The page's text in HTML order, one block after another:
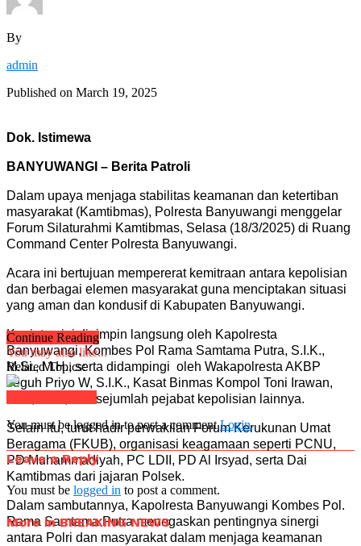
By
admin
Published on March 19, 2025
Dok. Istimewa
BANYUWANGI – Berita Patroli
Dalam upaya menjaga stabilitas keamanan dan ketertiban
masyarakat (Kamtibmas), Polresta Banyuwangi menggelar
Forum Silaturahmi Kamtibmas, Selasa (18/3/2025) di Ruang
Command Center Polresta Banyuwangi.
Acara ini bertujuan mempererat kemitraan antara kepolisian
dan berbagai elemen masyarakat guna menciptakan situasi
yang aman dan kondusif di Kabupaten Banyuwangi.
Kegiatan ini dipimpin langsung oleh Kapolresta
Banyuwangi, Kombes Pol Rama Samtama Putra, S.I.K.,
M.Si., M.H., serta didampingi oleh Wakapolresta AKBP
Teguh Priyo W, S.I.K., Kasat Binmas Kompol Toni Irawan,
S.H., M.H., dan sejumlah pejabat kepolisian lainnya.
Selain itu, turut hadir perwakilan Forum Kerukunan Umat
Beragama (FKUB), organisasi keagamaan seperti PCNU,
PD Muhammadiyah, PC LDII, PD Al Irsyad, serta Dai
Kamtibmas dari jajaran Polsek.
Dalam sambutannya, Kapolresta Banyuwangi Kombes Pol.
Rama Samtama Putra menegaskan pentingnya sinergi
antara Polri dan masyarakat dalam menjaga keamanan
Continue Reading
You may also like...
Related Topics:
You must be logged in to post a commentLogin
Leave a Reply
You must be logged in to post a comment.
More in BREAKING NEWS